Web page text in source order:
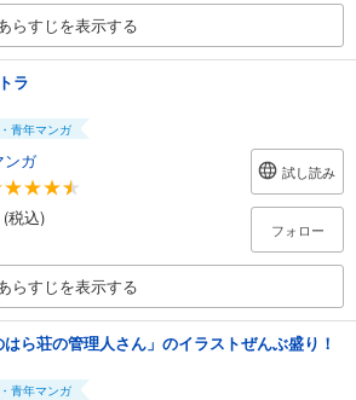
らすじを表示する
ラ
青年マンガ
ンガ
税込)
試し読み
フォロー
らすじを表示する
はら荘の管理人さん」のイラストぜんぶ盛り！
青年マンガ